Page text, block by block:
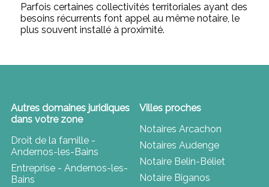
Parfois certaines collectivités territoriales ayant des
besoins récurrents font appel au même notaire, le
plus souvent installé à proximité.
Autres domaines juridiques
dans votre zone
Droit de la famille -
Andernos-les-Bains
Entreprise - Andernos-les-
Bains
Villes proches
Notaires Arcachon
Notaires Audenge
Notaire Belin-Béliet
Notaire Biganos